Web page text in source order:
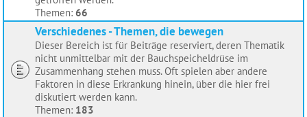
Themen: 66
Verschiedenes - Themen, die bewegen
Dieser Bereich ist für Beiträge reserviert, deren Thematik
nicht unmittelbar mit der Bauchspeicheldrüse im
Zusammenhang stehen muss. Oft spielen aber andere
Faktoren in diese Erkrankung hinein, über die hier frei
diskutiert werden kann.
Themen: 183